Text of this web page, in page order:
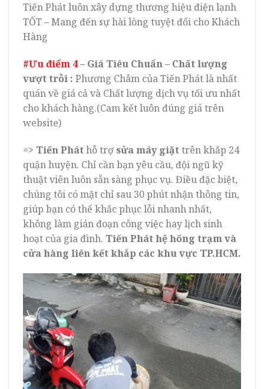
Tiến Phát luôn xây dựng thương hiệu điện lạnh
TỐT – Mang đến sự hài lòng tuyệt đối cho Khách
Hàng
#Ưu điểm 4– Giá Tiêu Chuẩn – Chất lượng
vượt trỗi : Phương Châm của Tiến Phát là nhất
quán về giá cả và Chất lượng dịch vụ tối ưu nhất
cho khách hàng.(Cam kết luôn đúng giá trên
website)
=> Tiến Pháthỗ trợ sửa máy giặttrên khắp 24
quận huyện. Chỉ cần bạn yêu cầu, đội ngũ kỹ
thuật viên luôn sẵn sàng phục vụ. Điều đặc biệt,
chúng tôi có mặt chỉ sau 30 phút nhận thông tin,
giúp bạn có thể khắc phục lỗi nhanh nhất,
không làm gián đoạn công việc hay lịch sinh
hoạt của gia đình. Tiến Phát hệ hống trạm và
cửa hàng liên kết khắp các khu vực TP.HCM.